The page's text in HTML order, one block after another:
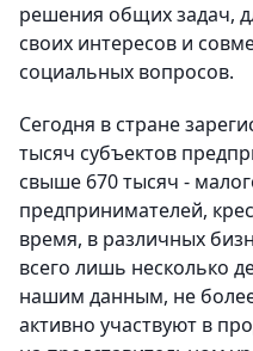
решения общих задач,
своих интересов и
социальных вопросов.
Сегодня в стране
тысяч субъектов
свыше 670 тысяч -
предпринимателей,
время, в различных
всего лишь несколько
нашим данным, не
активно участвуют в